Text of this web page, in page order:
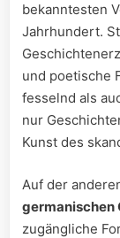
bekanntesten
Jahrhundert.
und poetische
fesselnd als
nur
Kunst des
Auf der
germanischen
zugängliche